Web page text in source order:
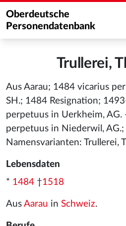
Oberdeutsche
Personendatenbank
Trullerei,
Aus Aarau; 1484 vicarius
SH.; 1484 Resignation;
perpetuus in Uerkheim, AG.
perpetuus in Niederwil,
Namensvarianten: Trullerei,
Lebensdaten
* 1484 †1518
Aus Aarau in Schweiz.